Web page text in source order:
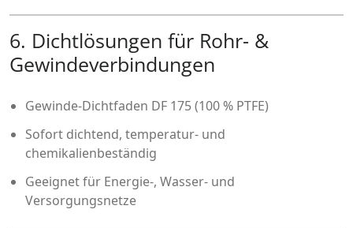
6. Dichtlösungen für Rohr- &
Gewindeverbindungen
Gewinde-Dichtfaden DF 175 (100 % PTFE)
Sofort dichtend, temperatur- und
chemikalienbeständig
Geeignet für Energie-, Wasser- und
Versorgungsnetze